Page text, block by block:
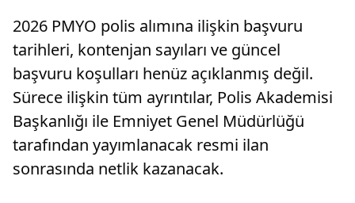
2026 PMYO polis alımına ilişkin başvuru
tarihleri, kontenjan sayıları ve güncel
başvuru koşulları henüz açıklanmış değil.
Sürece ilişkin tüm ayrıntılar, Polis Akademisi
Başkanlığı ile Emniyet Genel Müdürlüğü
tarafından yayımlanacak resmi ilan
sonrasında netlik kazanacak.